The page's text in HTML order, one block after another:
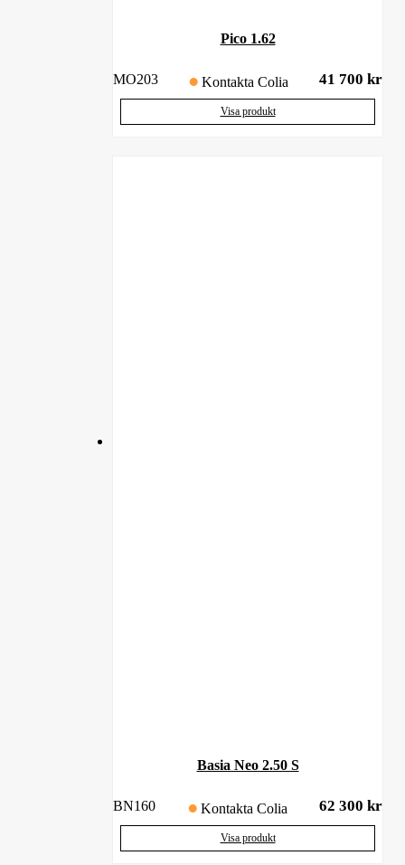
Pico 1.62
MO203 Kontakta Colia 41 700 kr
Visa produkt
Basia Neo 2.50 S
BN160 Kontakta Colia 62 300 kr
Visa produkt